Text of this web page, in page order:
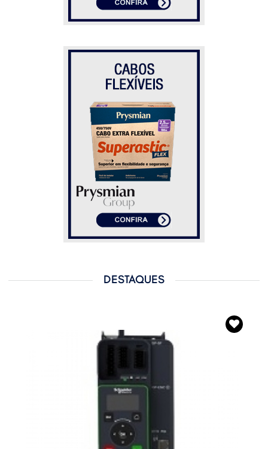
DESTAQUES